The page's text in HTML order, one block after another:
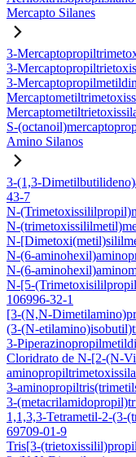
Mercapto Silanes
3-
3-
3-
S-
Amino Silanos
3-(1,3-
43-7
N-
N-
N-
N-(6-
N-(6-
N-[5-
106996-32-1
[3-(N,N-
(3-(N-
3-
Cloridrato de N-[2-(N-
3-
3-
1,1,3,3-Tetrametil-2-(3-
69709-01-9
Tris[3-